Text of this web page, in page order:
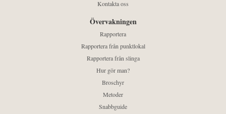
Kontakta oss
Övervakningen
Rapportera
Rapportera från punktlokal
Rapportera från slinga
Hur gör man?
Broschyr
Metoder
Snabbguide